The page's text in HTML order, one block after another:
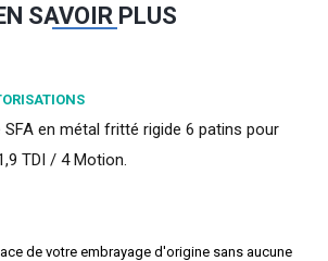
SAVOIR PLUS
SFA en métal fritté rigide 6 patins pour
TDI / 4 Motion.
de votre embrayage d'origine sans aucune